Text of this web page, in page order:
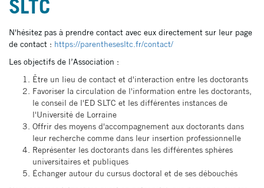
SLTC
N'hésitez pas à prendre contact avec eux directement sur leur page
de contact : https://parenthesesltc.fr/contact/
Les objectifs de l’Association :
Être un lieu de contact et d'interaction entre les doctorants
Favoriser la circulation de l'information entre les doctorants,
le conseil de l'ED SLTC et les différentes instances de
l'Université de Lorraine
Offrir des moyens d'accompagnement aux doctorants dans
leur recherche comme dans leur insertion professionnelle
Représenter les doctorants dans les différentes sphères
universitaires et publiques
Échanger autour du cursus doctoral et de ses débouchés